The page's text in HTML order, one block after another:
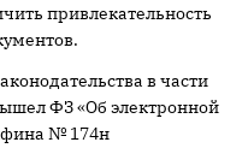
привлекательность
в части
ФЗ «Об электронной
№ 174н